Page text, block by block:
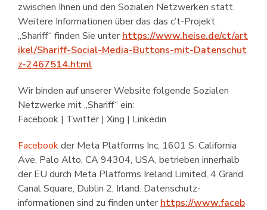
zwischen Ihnen und den Sozialen Netzwerken statt.
Weitere Infor­mationen über das das c’t-Projekt
„Shariff“ finden Sie unter https://www.heise.de/ct/art
ikel/Shariff-Social-Media-Buttons-mit-Datenschut
z-2467514.html
Wir binden auf unserer Website folgende Sozialen
Netzwerke mit „Shariff“ ein:
Facebook | Twitter | Xing | Linkedin
Facebookder Meta Platforms Inc, 1601 S. California
Ave, Palo Alto, CA 94304, USA, betrieben innerhalb
der EU durch Meta Platforms Ireland Limited, 4 Grand
Canal Square, Dublin 2, Irland. Datenschutz­
informationen sind zu finden unter https://www.faceb